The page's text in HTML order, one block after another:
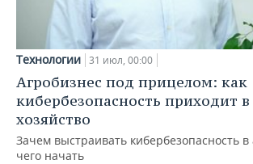
Технологии 31 июл, 00:00
Агробизнес под прицелом: как
кибербезопасность приходит в
хозяйство
Зачем выстраивать кибербезопасность в
чего начать